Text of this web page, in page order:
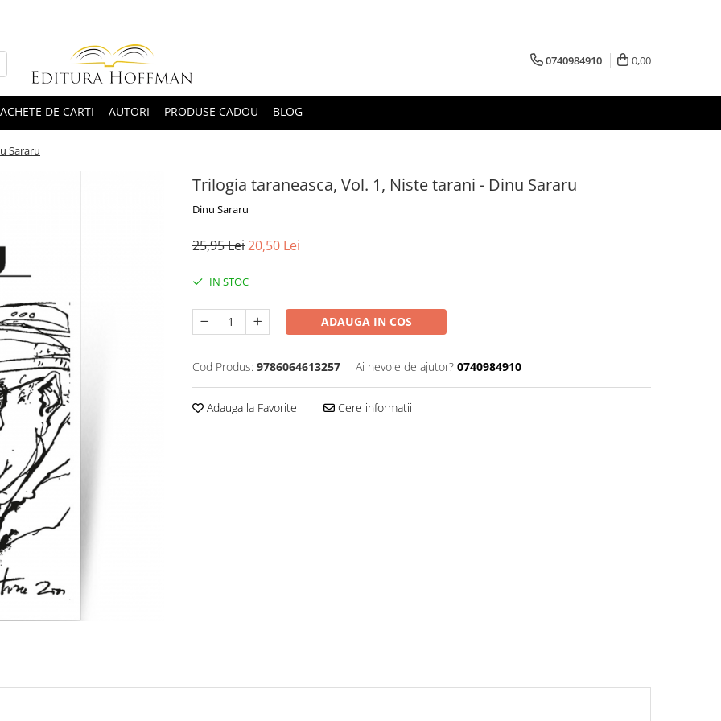
0740984910 0,00
DE CARTI AUTORI PRODUSE CADOU BLOG
Sararu
Trilogia taraneasca, Vol. 1, Niste tarani - Dinu Sararu
Dinu Sararu
25,95 Lei20,50 Lei
IN STOC
ADAUGA IN COS
Cod Produs: 9786064613257 Ai nevoie de ajutor? 0740984910
Adauga la Favorite Cere informatii